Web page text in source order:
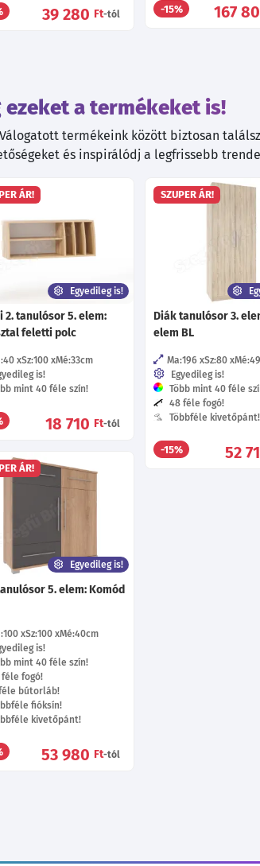
39 280 Ft-tól -15% 167
ezeket a termékeket is!
termékeink között biztosan
és inspirálódj a legfrissebb
ÁR!
Egyedileg is!
2. tanulósor 5. elem:
feletti polc
Sz:100 Mé:33cm
is!
mint 40 féle szín!
18 710 Ft-tól
SZUPER ÁR!
Diák tanulósor 3.
elem BL
Ma:196 Sz:80
Egyedileg is!
Több mint 40 féle
48 féle fogó!
Többféle kivetőpánt!
-15% 52
ÁR!
Egyedileg is!
5. elem: Komód
Sz:100 Mé:40cm
is!
mint 40 féle szín!
féle fogó!
bútorláb!
fióksín!
kivetőpánt!
53 980 Ft-tól